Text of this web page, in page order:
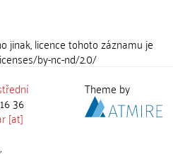
jinak, licence tohoto záznamu je
by-nc-nd/2.0/
36
[at]
Theme by